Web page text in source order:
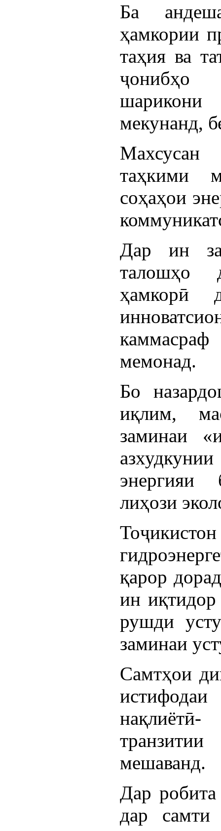
Ба
ҳамкории
таҳия ва
ҷонибҳо
шарикони
мекунанд,
таҳкими
соҳаҳои
Дар ин
талошҳо
ҳамкорӣ
мемонад.
Бо
иқлим,
заминаи
энергияи
лиҳози
қарор
ин
рушди
заминаи
Самтҳои
мешаванд.
Дар
дар самти